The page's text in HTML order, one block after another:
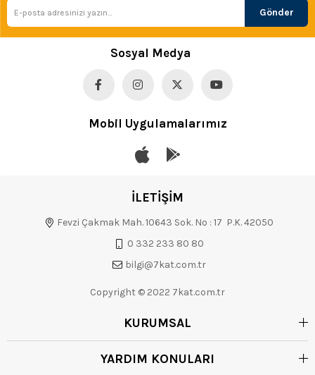
Gönder
Sosyal Medya
Mobil Uygulamalarımız
İLETİŞİM
Fevzi Çakmak Mah. 10643 Sok. No : 17 P.K. 42050
0 332 233 80 80
bilgi@7kat.com.tr
Copyright © 2022 7kat.com.tr
KURUMSAL
YARDIM KONULARI